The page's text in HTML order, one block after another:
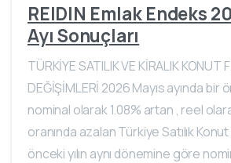
REIDIN Emlak Endeks
Ayı Sonuçları
TÜRKİYE SATILIK VE KİRALIK KONUT
DEĞİŞİMLERİ 2026 Mayıs ayında
nominal olarak 1.08% artan , reel
oranında azalan Türkiye Satılık
önceki yılın aynı dönemine göre